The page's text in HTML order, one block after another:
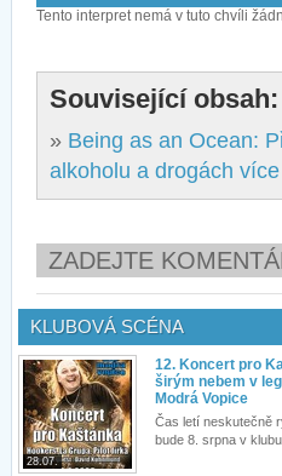
Tento interpret nemá v tuto chvíli
Související obsah:
» Being as an Ocean:
alkoholu a drogách
ZADEJTE
KLUBOVÁ SCÉNA
28.07.
12. Koncert pro
širým nebem v
Modrá Vopice
Čas letí neskutečně
bude 8. srpna v klubu